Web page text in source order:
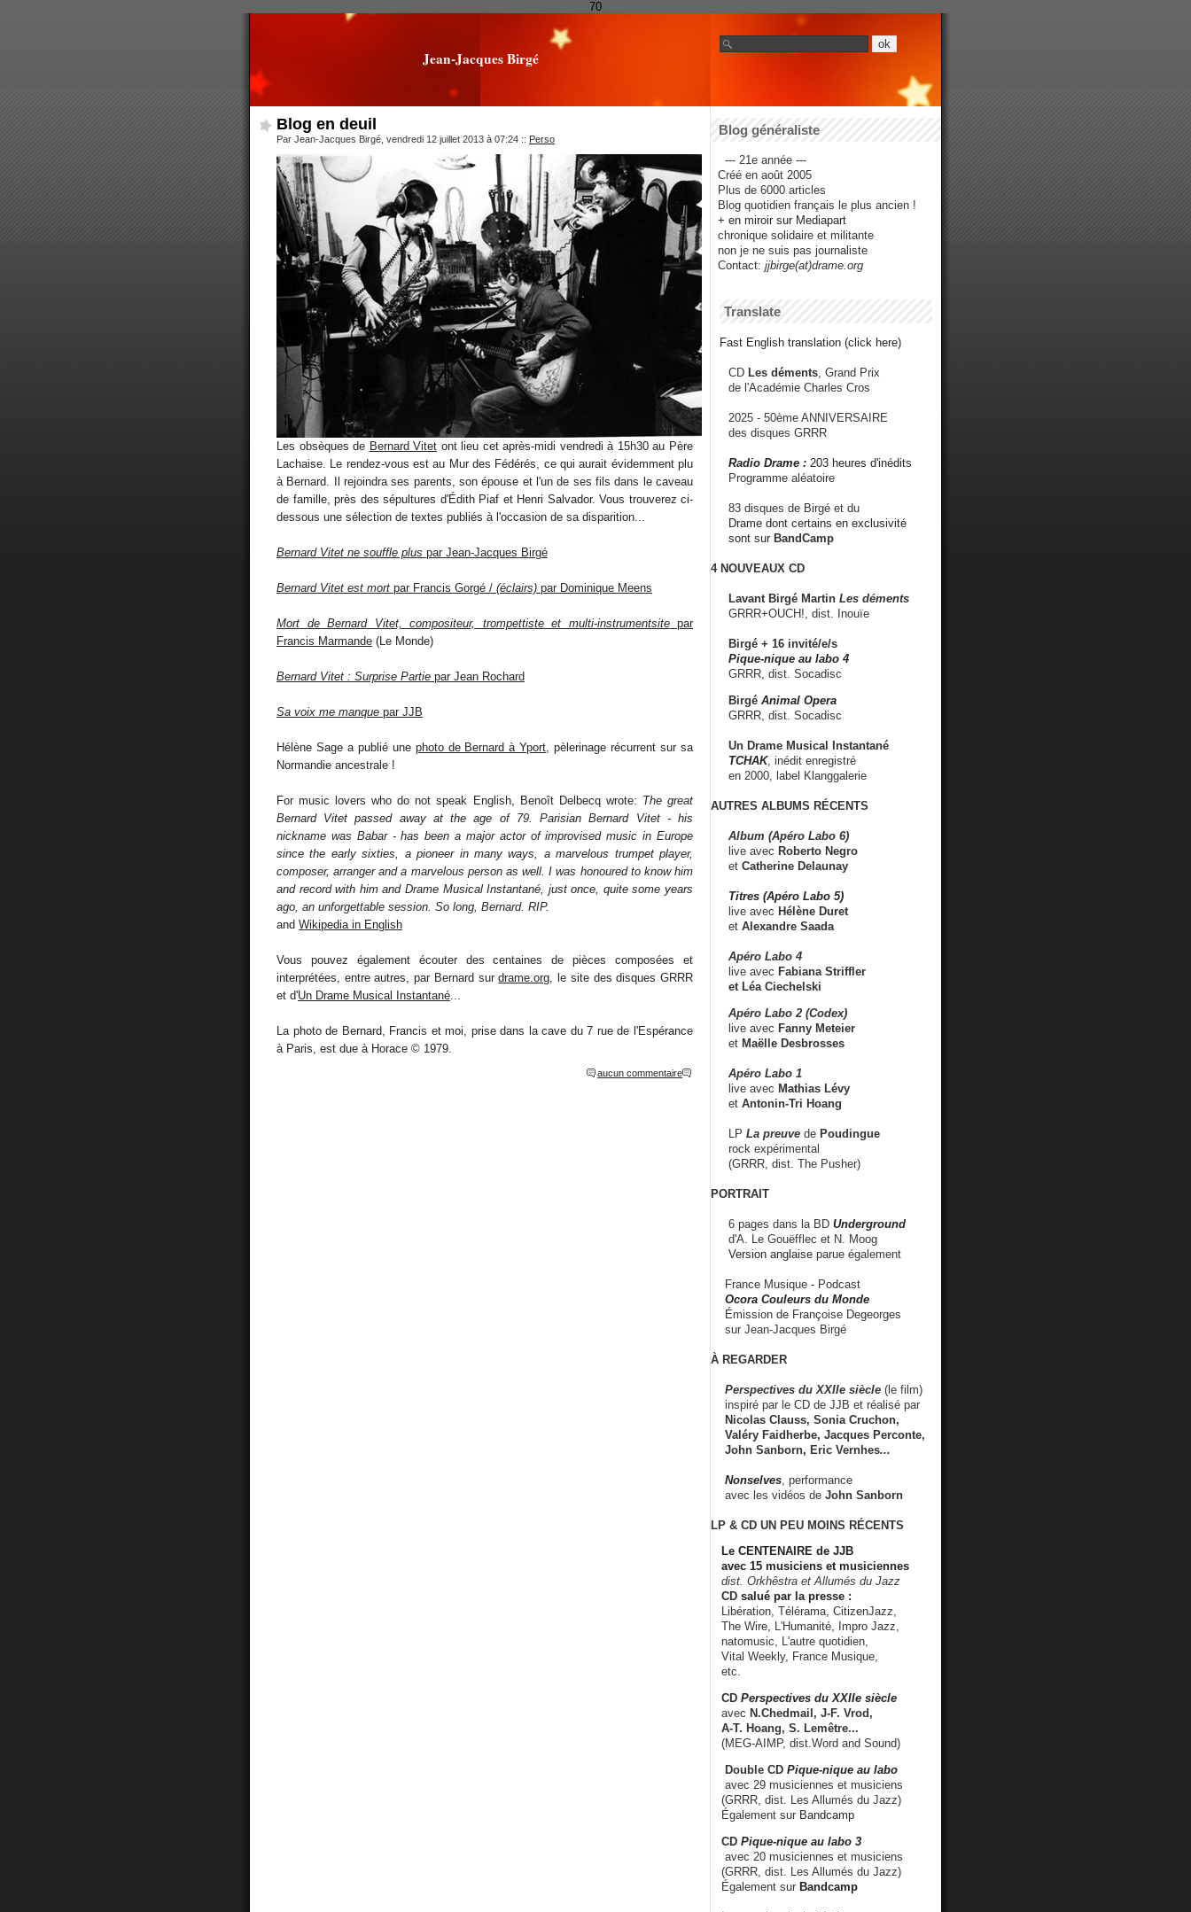
70
Jean-Jacques Birgé
Blog en deuil
Par Jean-Jacques Birgé, vendredi 12 juillet 2013 à 07:24 :: Perso
Les obsèques de Bernard Vitet ont lieu cet après-midi vendredi à 15h30 au Père
Lachaise. Le rendez-vous est au Mur des Fédérés, ce qui aurait évidemment plu
à Bernard. Il rejoindra ses parents, son épouse et l'un de ses fils dans le caveau
de famille, près des sépultures d'Édith Piaf et Henri Salvador. Vous trouverez ci-
dessous une sélection de textes publiés à l'occasion de sa disparition...
Bernard Vitet ne souffle plus par Jean-Jacques Birgé
Bernard Vitet est mort par Francis Gorgé / (éclairs) par Dominique Meens
Mort de Bernard Vitet, compositeur, trompettiste et multi-instrumentsitepar
Francis Marmande (Le Monde)
Bernard Vitet : Surprise Partie par Jean Rochard
Sa voix me manque par JJB
Hélène Sage a publié une photo de Bernard à Yport , pèlerinage récurrent sur sa
Normandie ancestrale !
For music lovers who do not speak English, Benoît Delbecq wrote: The great
Bernard Vitet passed away at the age of 79. Parisian Bernard Vitet - his
nickname was Babar - has been a major actor of improvised music in Europe
since the early sixties, a pioneer in many ways, a marvelous trumpet player,
composer, arranger and a marvelous person as well. I was honoured to know him
and record with him and Drame Musical Instantané, just once, quite some years
ago, an unforgettable session. So long, Bernard. RIP.
and Wikipedia in English
Vous pouvez également écouter des centaines de pièces composées et
interprétées, entre autres, par Bernard surdrame.org , le site des disques GRRR
et d'Un Drame Musical Instantané
La photo de Bernard, Francis et moi, prise dans la cave du 7 rue de l'Espérance
à Paris, est due à Horace © 1979.
aucun commentaire
Blog généraliste
--- 21e année ---
Créé en août 2005
Plus de 6000 articles
Blog quotidien français le plus ancien !
+ en miroir sur Mediapart
chronique solidaire et militante
non je ne suis pas journaliste
Contact: jjbirge(at)drame.org
Translate
Fast English translation (click here)
CD Les déments , Grand Prix
de l'Académie Charles Cros
2025 - 50ème ANNIVERSAIRE
des disques GRRR
Radio Drame : 203 heures d'inédits
Programme aléatoire
83 disques de Birgé et du
Drame dont certains en exclusivité
sont sur BandCamp
4 NOUVEAUX CD
Lavant Birgé Martin Les déments
GRRR+OUCH!, dist. Inouïe
Birgé + 16 invité/e/s
Pique-nique au labo 4
GRRR, dist. Socadisc
Birgé Animal Opera
GRRR, dist. Socadisc
Un Drame Musical Instantané
TCHAK, inédit enregistré
en 2000, label Klanggalerie
AUTRES ALBUMS RÉCENTS
Album (Apéro Labo 6)
live avec Roberto Negro
et Catherine Delaunay
Titres (Apéro Labo 5)
live avec Hélène Duret
et Alexandre Saada
Apéro Labo 4
live avec Fabiana Striffler
et Léa Ciechelski
Apéro Labo 2 (Codex)
live avec Fanny Meteier
et Maëlle Desbrosses
Apéro Labo 1
live avec Mathias Lévy
et Antonin-Tri Hoang
LP La preuve de Poudingue
rock expérimental
(GRRR, dist. The Pusher)
PORTRAIT
6 pages dans la BD Underground
d'A. Le Gouëfflec et N. Moog
Version anglaise parue également
France Musique - Podcast
Ocora Couleurs du Monde
Émission de Françoise Degeorges
sur Jean-Jacques Birgé
À REGARDER
Perspectives du XXIIe siècle (le film)
inspiré par le CD de JJB et réalisé par
Nicolas Clauss, Sonia Cruchon,
Valéry Faidherbe, Jacques Perconte,
John Sanborn, Eric Vernhes...
Nonselves , performance
avec les vidéos de John Sanborn
LP & CD UN PEU MOINS RÉCENTS
Le CENTENAIRE de JJB
avec 15 musiciens et musiciennes
dist. Orkhêstra et Allumés du Jazz
CD salué par la presse :
Libération, Télérama, CitizenJazz,
The Wire, L'Humanité, Impro Jazz,
natomusic, L'autre quotidien,
Vital Weekly, France Musique,
etc.
CD Perspectives du XXIIe siècle
avec N.Chedmail, J-F. Vrod,
A-T. Hoang, S. Lemêtre...
(MEG-AIMP, dist.Word and Sound)
Double CD Pique-nique au labo
avec 29 musiciennes et musiciens
(GRRR, dist. Les Allumés du Jazz)
Également sur Bandcamp
CD Pique-nique au labo 3
avec 20 musiciennes et musiciens
(GRRR, dist. Les Allumés du Jazz)
Également sur Bandcamp